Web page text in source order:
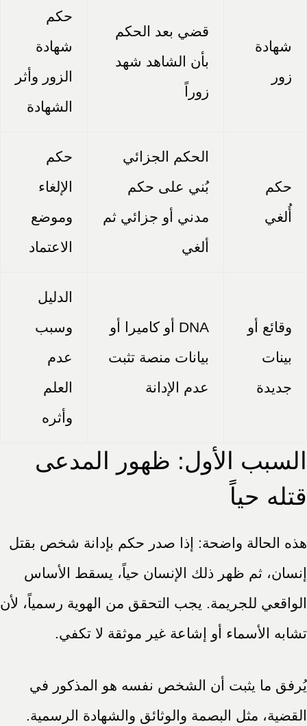
شهادة
زور
قضي بعد الحكم
بأن الشاهد شهد
زوراً
حكم
شهادة
الزور وأثر
الشهادة
حكم
أُلغي
الحكم الجزائي
بُني على حكم
مدني أو جزائي ثم
ألغي
حكم
الإلغاء
وموضع
الاعتماد
وقائع أو
بينات
جديدة
DNA أو كاميرا أو
بيانات منصة تثبت
عدم الإدانة
الدليل
وسبب
عدم
العلم
وأثره
السبب الأول: ظهور المدعى
قتله حياً
هذه الحالة واضحة: إذا صدر حكم بإدانة شخص بقتل
إنسان، ثم ظهر ذلك الإنسان حياً، يسقط الأساس
الواقعي للجريمة. يجب التحقق من الهوية رسمياً، لأن
تشابه الأسماء أو إشاعة غير موثقة لا تكفي.
يُرفق ما يثبت أن الشخص نفسه هو المذكور في
القضية، مثل البصمة والوثائق والشهادة الرسمية.